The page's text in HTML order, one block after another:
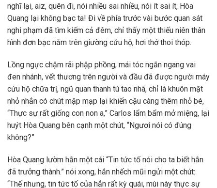
nghĩ lại, aiz, quên đi, nói nhiều sai nhiều, nói ít sai ít, Hòa
Quang lại không bạc ta! Đi về phía trước vài bước quan sát
nghi phạm đã tìm kiếm cả đêm, chỉ thấy một thiếu niên thân
hình đơn bạc nằm trên giường cứu hộ, hơi thở thoi thóp.
Lồng ngực chậm rãi phập phồng, mái tóc ngắn ngang vai
đen nhánh, vết thương trên người và đầu đã được người máy
cứu hộ chữa trị, ngũ quan thanh tú tao nhã, chỉ là khuôn mặt
nhỏ nhắn có chút mập mạp lại khiến cậu càng thêm nhỏ bé,
“Thực sự rất giống con non a,” Carlos lẩm bẩm mở miệng, lại
huýt Hòa Quang bên cạnh một chút, “Ngươi nói có đúng
không?”
Hòa Quang lườm hắn một cái “Tin tức tố nói cho ta biết hắn
đã trưởng thành.” nói xong, hắn nhếch mũi ngửi một chút:
“Thế nhưng, tin tức tố của hắn rất kỳ quái, mùi này thực sự